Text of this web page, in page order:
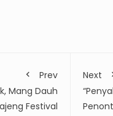
Prev
Mang Dauh
Festival
Next